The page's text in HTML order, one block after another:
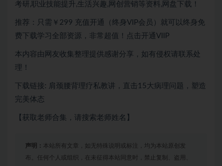
考研,职业技能提升,生活兴趣,网创营销等资料,网盘下载！
推荐：只需￥299 充值开通（终身VIP会员）就可以终身免
费下载学习全部资源，非常超值！点击开通VIIP
本内容由网友收集整理提供感谢分享，如有侵权请联系处
理！
下载链接: 肩颈腰背理疗私教讲，直击15大病理问题，塑造
完美体态
【获取老师合集，请搜索老师姓名】
声明： 本站所有文章，如无特殊说明或标注，均为本站原创发
布。任何个人或组织，在未征得本站同意时，禁止复制、盗用、